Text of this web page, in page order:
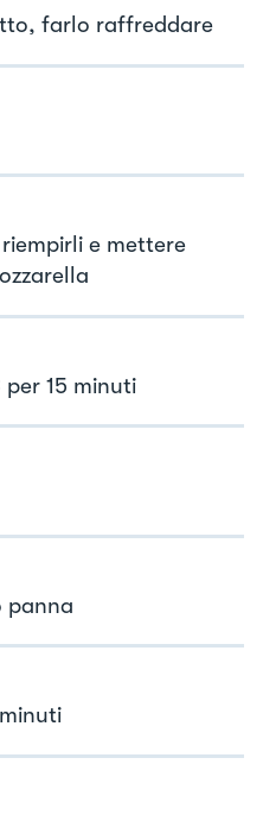
farlo raffreddare
e mettere
15 minuti
panna